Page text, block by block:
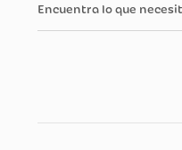
Encuentra lo que